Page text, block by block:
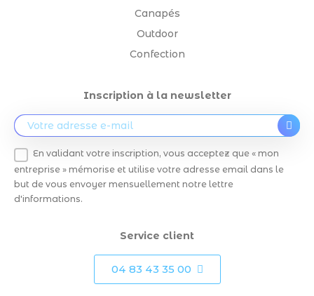
Canapés
Outdoor
Confection
Inscription à la newsletter
En validant votre inscription, vous acceptez que « mon
entreprise » mémorise et utilise votre adresse email dans le
but de vous envoyer mensuellement notre lettre
d'informations.
Service client
04 83 43 35 00